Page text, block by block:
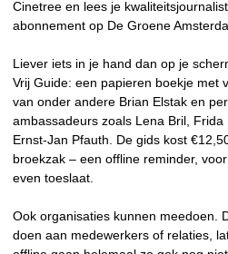
Cinetree en lees je
abonnement op De Groene
Liever iets in je hand dan op je
Vrij Guide: een papieren boekje met
van onder andere Brian Elstak en
ambassadeurs zoals Lena Bril,
Ernst-Jan Pfauth. De gids kost
broekzak – een offline reminder,
even toeslaat.
Ook organisaties kunnen meedoen.
doen aan medewerkers of relaties,